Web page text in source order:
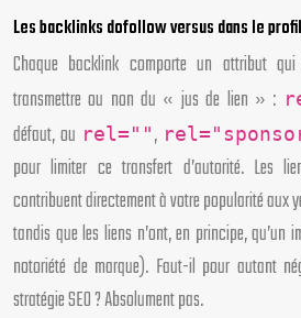
Les backlinks dofollow versus dans le
Chaque backlink comporte un attribut
transmettre ou non du « jus de lien » :
défaut, ou rel="" ,
pour limiter ce transfert d’autorité. Les
contribuent directement à votre popularité aux
tandis que les liens n’ont, en principe,
notoriété de marque). Faut-il pour autant
stratégie SEO ? Absolument pas.